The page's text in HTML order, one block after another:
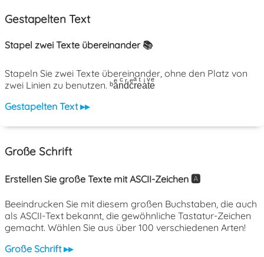
Gestapelten Text
Stapel zwei Texte übereinander 📚
Stapeln Sie zwei Texte übereinander, ohne den Platz von
zwei Linien zu benutzen. ᵇaͤnͨdͬcͤrͣeͭaͥtͮeͤ
Gestapelten Text ▸▸
Große Schrift
Erstellen Sie große Texte mit ASCII-Zeichen 🅰️
Beeindrucken Sie mit diesem großen Buchstaben, die auch
als ASCII-Text bekannt, die gewöhnliche Tastatur-Zeichen
gemacht. Wählen Sie aus über 100 verschiedenen Arten!
Große Schrift ▸▸